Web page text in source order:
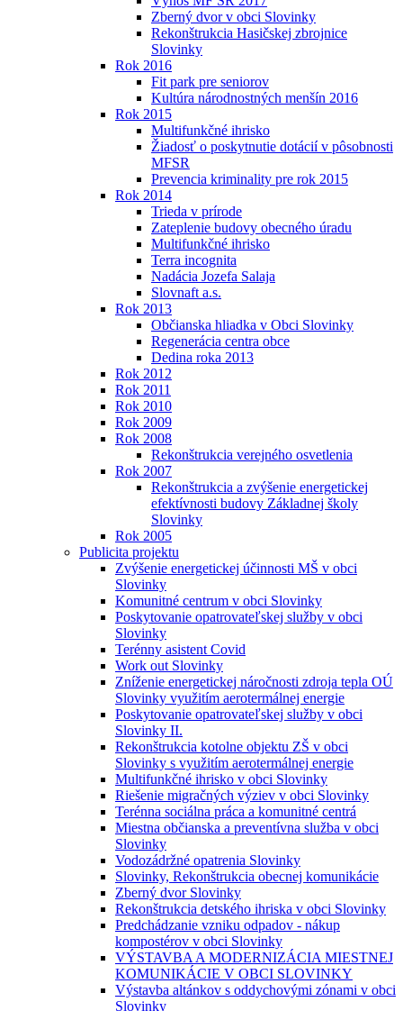
Zberný dvor v obci Slovinky
Rekonštrukcia Hasičskej zbrojnice
Slovinky
Rok 2016
Fit park pre seniorov
Kultúra národnostných menšín 2016
Rok 2015
Multifunkčné ihrisko
Žiadosť o poskytnutie dotácií v pôsobnosti
MFSR
Prevencia kriminality pre rok 2015
Rok 2014
Trieda v prírode
Zateplenie budovy obecného úradu
Multifunkčné ihrisko
Terra incognita
Nadácia Jozefa Salaja
Slovnaft a.s.
Rok 2013
Občianska hliadka v Obci Slovinky
Regenerácia centra obce
Dedina roka 2013
Rok 2012
Rok 2011
Rok 2010
Rok 2009
Rok 2008
Rekonštrukcia verejného osvetlenia
Rok 2007
Rekonštrukcia a zvýšenie energetickej
efektívnosti budovy Základnej školy
Slovinky
Rok 2005
Publicita projektu
Zvýšenie energetickej účinnosti MŠ v obci
Slovinky
Komunitné centrum v obci Slovinky
Poskytovanie opatrovateľskej služby v obci
Slovinky
Terénny asistent Covid
Work out Slovinky
Zníženie energetickej náročnosti zdroja tepla OÚ
Slovinky využitím aerotermálnej energie
Poskytovanie opatrovateľskej služby v obci
Slovinky II.
Rekonštrukcia kotolne objektu ZŠ v obci
Slovinky s využitím aerotermálnej energie
Multifunkčné ihrisko v obci Slovinky
Riešenie migračných výziev v obci Slovinky
Terénna sociálna práca a komunitné centrá
Miestna občianska a preventívna služba v obci
Slovinky
Vodozádržné opatrenia Slovinky
Slovinky, Rekonštrukcia obecnej komunikácie
Zberný dvor Slovinky
Rekonštrukcia detského ihriska v obci Slovinky
Predchádzanie vzniku odpadov - nákup
kompostérov v obci Slovinky
VÝSTAVBA A MODERNIZÁCIA MIESTNEJ
KOMUNIKÁCIE V OBCI SLOVINKY
Výstavba altánkov s oddychovými zónami v obci
Slovinky